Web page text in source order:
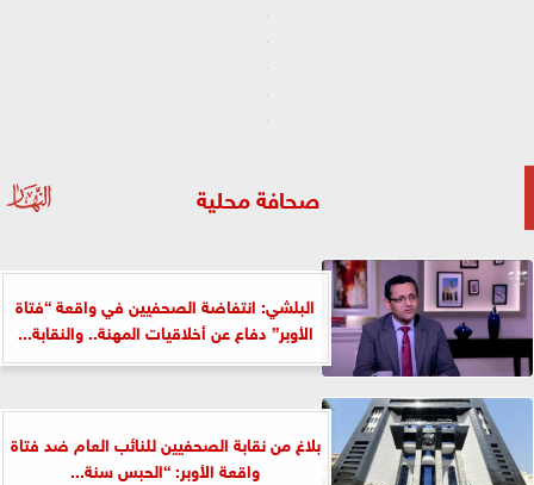
صحافة محلية
البلشي: انتفاضة الصحفيين في واقعة “فتاة
الأوبر” دفاع عن أخلاقيات المهنة.. والنقابة...
بلاغ من نقابة الصحفيين للنائب العام ضد فتاة
واقعة الأوبر: “الحبس سنة...